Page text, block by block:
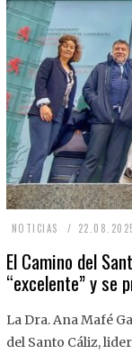
NOTICIAS
El Camino del
“excelente” y se
La Dra. Ana Mafé
del Santo Cáliz,